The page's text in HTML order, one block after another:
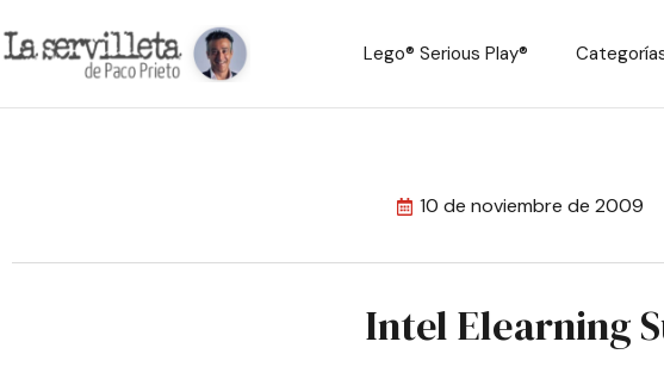
Lego® Serious Play®
10 de noviembre de 2009
Intel Elearning